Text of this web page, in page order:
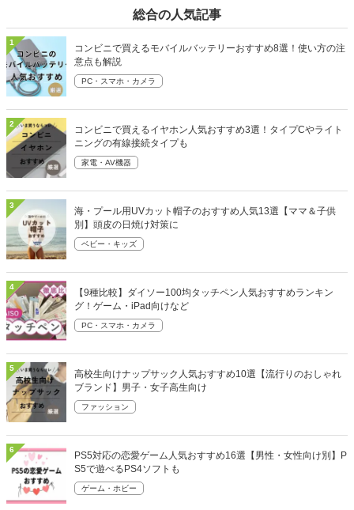
総合の人気記事
1
コンビニで買えるモバイルバッテリーおすすめ8選！使い方の注
意点も解説
PC・スマホ・カメラ
2
コンビニで買えるイヤホン人気おすすめ3選！タイプCやライト
ニングの有線接続タイプも
家電・AV機器
3
海・プール用UVカット帽子のおすすめ人気13選【ママ＆子供
別】頭皮の日焼け対策に
ベビー・キッズ
4
【9種比較】ダイソー100均タッチペン人気おすすめランキン
グ！ゲーム・iPad向けなど
PC・スマホ・カメラ
5
高校生向けナップサック人気おすすめ10選【流行りのおしゃれ
ブランド】男子・女子高生向け
ファッション
6
PS5対応の恋愛ゲーム人気おすすめ16選【男性・女性向け別】P
S5で遊べるPS4ソフトも
ゲーム・ホビー